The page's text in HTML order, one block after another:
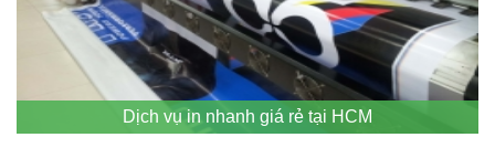
Dịch vụ in nhanh giá rẻ tại HCM